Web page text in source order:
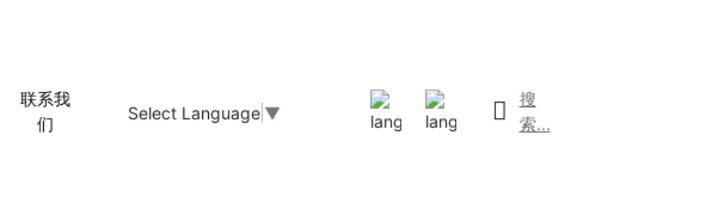
联系我
们
Select Language ▼
搜
索...